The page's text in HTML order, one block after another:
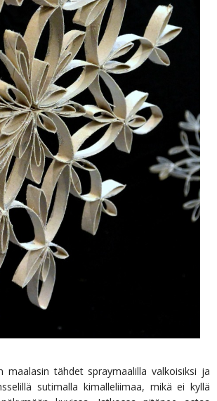
maalasin tähdet spraymaalilla valkoisiksi ja
sutimalla kimalleliimaa, mikä ei kyllä